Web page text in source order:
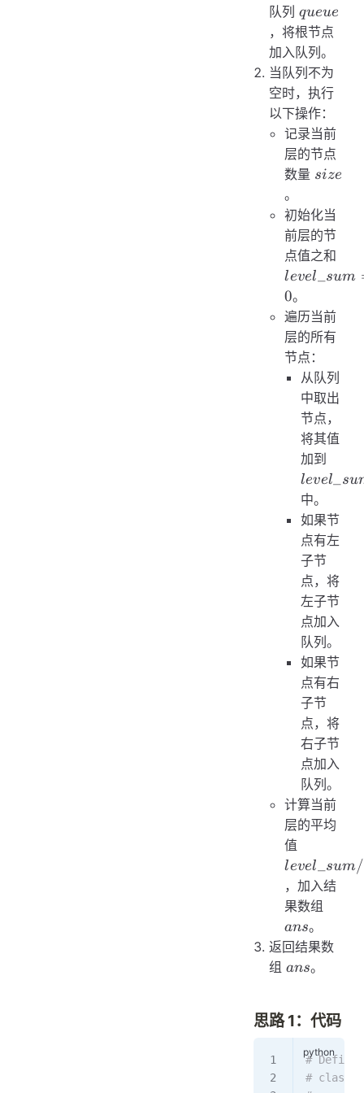
队列queue
queue
，将根节点
加入队列。
当队列不为
空时，执行
以下操作：
记录当前
层的节点
数量 size
size
。
初始化当
前层的节
点值之和
= 0
level sum
0。
遍历当前
层的所有
节点：
从队列
中取出
节点，
将其值
加到
level su
中。
如果节
点有左
子节
点，将
左子节
点加入
队列。
如果节
点有右
子节
点，将
右子节
点加入
队列。
计算当前
层的平均
值
/ size
level sum/
，加入结
果数组
ans。
返回结果数
组ans
ans。
思路 1：代码
#
# class